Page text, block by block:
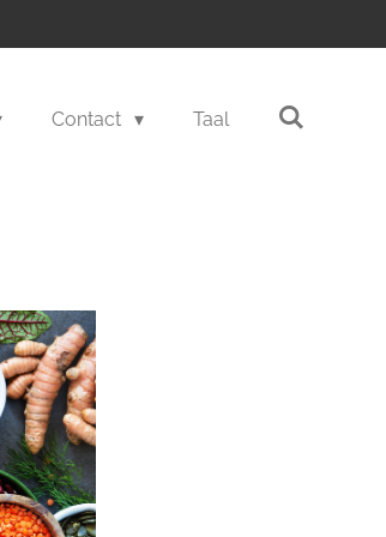
Contact Taal